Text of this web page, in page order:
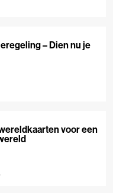
– Dien nu je
voor een